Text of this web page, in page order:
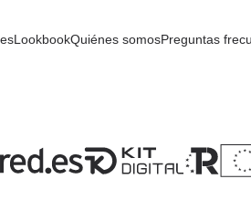
LookbookQuiénes somosPreguntas